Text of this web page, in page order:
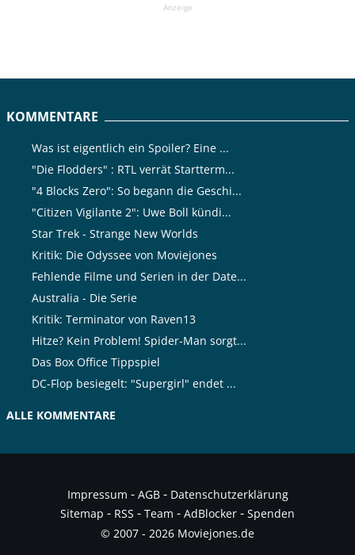
Anzeige
KOMMENTARE
Was ist eigentlich ein Spoiler? Eine ...
"Die Flodders" : RTL verrät Startterm...
"4 Blocks Zero": So begann die Geschi...
"Citizen Vigilante 2": Uwe Boll kündi...
Star Trek - Strange New Worlds
Kritik: Die Odyssee von Moviejones
Fehlende Filme und Serien in der Date...
Australia - Die Serie
Kritik: Terminator von Raven13
Hitze? Kein Problem! Spider-Man sorgt...
Das Box Office Tippspiel
DC-Flop besiegelt: "Supergirl" endet ...
ALLE KOMMENTARE
Impressum - AGB- Datenschutzerklärung
Sitemap - RSS - Team - AdBlocker - Spenden
© 2007 - 2026 Moviejones.de